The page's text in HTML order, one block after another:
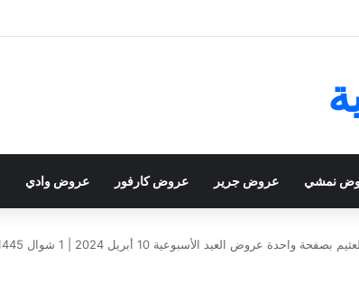
نمشي عروض جرير عروض كارفور عروض وادي
واحدة عروض العيد الأسبوعية 10 أبريل 2024 | 1 شوال 1445